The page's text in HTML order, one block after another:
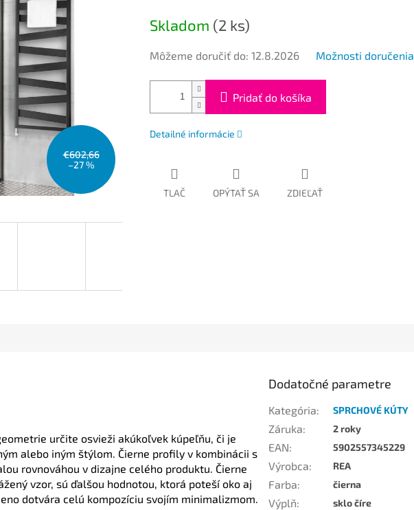
€602,66
–27 %
Skladom (2 ks)
Môžeme doručiť do: 12.8.2026 Možnosti doručenia
Pridať do košíka
Detailné informácie
TLAČ OPÝTAŤ SA ZDIEĽAŤ
určite osvieži akúkoľvek kúpeľňu, či je
alebo iným štýlom. Čierne profily v kombinácii s
rovnováhou v dizajne celého produktu. Čierne
vzor, sú ďalšou hodnotou, ktorá poteší oko aj
dotvára celú kompozíciu svojím minimalizmom.
Dodatočné parametre
Kategória: SPRCHOVÉ KÚTY
Záruka: 2 roky
EAN: 5902557345229
Výrobca: REA
Farba: čierna
Výplň: sklo číre